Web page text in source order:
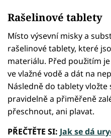
Rašelinové tablety
Místo výsevní misky a
rašelinové tablety, které
materiálu. Před použitím
ve vlažné vodě a dát na
Následně do tablety
pravidelně a přiměřeně
přeschnout, ani plavat.
PŘEČTĚTE SI: Jak se dá